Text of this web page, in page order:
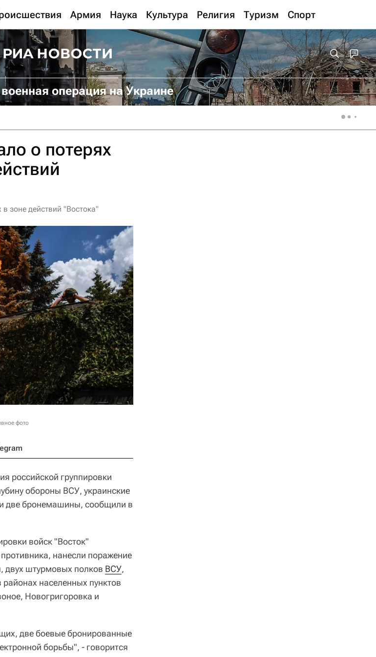
Армия Наука Культура Религия Туризм Спорт
операция на Украине
о потерях
зоне действий "Востока"
фото
российской группировки
обороны ВСУ, украинские
две бронемашины, сообщили в
войск "Восток"
нанесли поражение
штурмовых полков ВСУ,
населенных пунктов
Новогригоровка и
две боевые бронированные
борьбы", - говорится